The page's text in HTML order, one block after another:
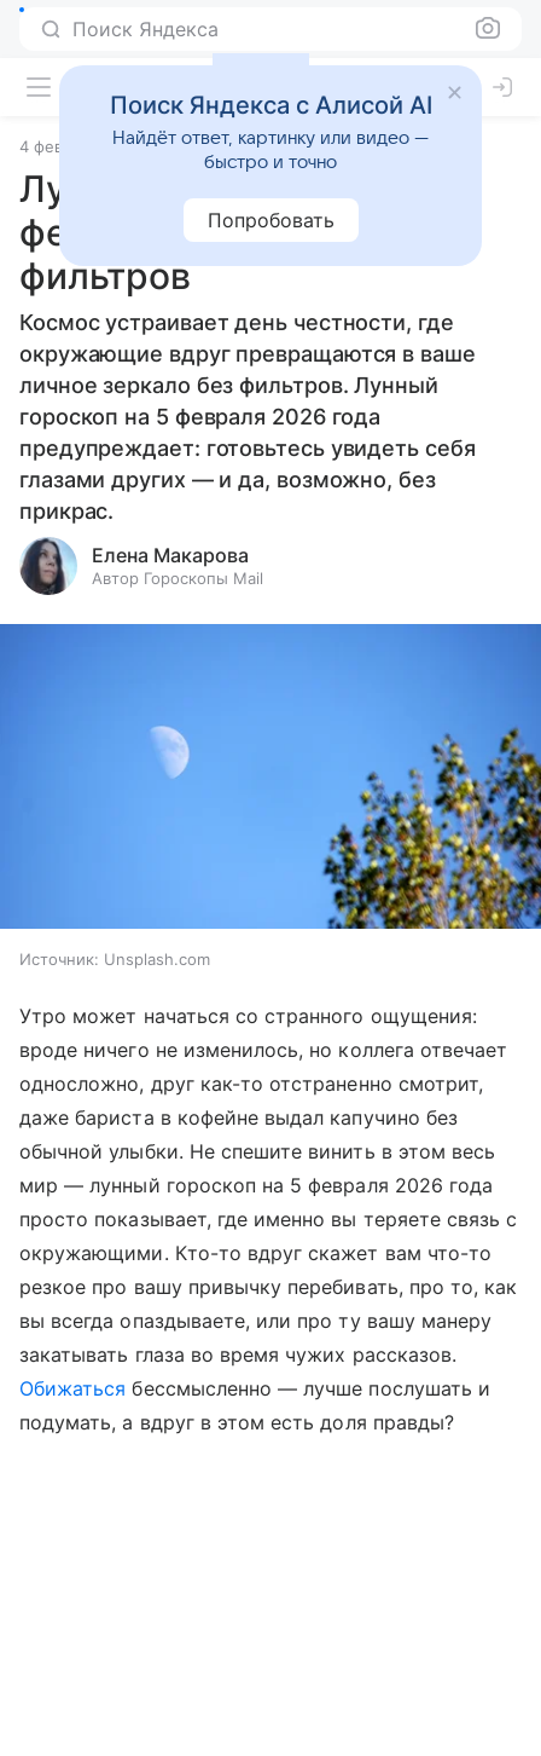
Поиск Яндекса
4 февраля 2026 Источник:Гороскопы Mail Статьи
Лунный гороскоп на 5
февраля 2026 года: без
фильтров
Космос устраивает день честности, где
окружающие вдруг превращаются в ваше
личное зеркало без фильтров. Лунный
гороскоп на 5 февраля 2026 года
предупреждает: готовьтесь увидеть себя
глазами других — и да, возможно, без
прикрас.
Елена Макарова
Автор Гороскопы Mail
Источник: Unsplash.com
Утро может начаться со странного ощущения:
вроде ничего не изменилось, но коллега отвечает
односложно, друг как-то отстраненно смотрит,
даже бариста в кофейне выдал капучино без
обычной улыбки. Не спешите винить в этом весь
мир — лунный гороскоп на 5 февраля 2026 года
просто показывает, где именно вы теряете связь с
окружающими. Кто-то вдруг скажет вам что-то
резкое про вашу привычку перебивать, про то, как
вы всегда опаздываете, или про ту вашу манеру
закатывать глаза во время чужих рассказов.
Обижаться бессмысленно — лучше послушать и
подумать, а вдруг в этом есть доля правды?
Поиск Яндекса с Алисой AI
Найдёт ответ, картинку или видео —
быстро и точно
Попробовать